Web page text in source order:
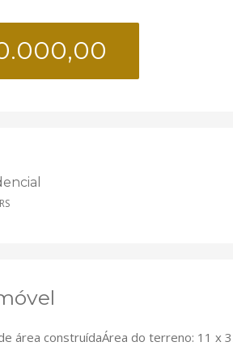
área construídaÁrea do terreno: 11 x